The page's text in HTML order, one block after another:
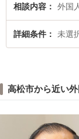
相談内容 外国
詳細条件 未選
高松市から近い